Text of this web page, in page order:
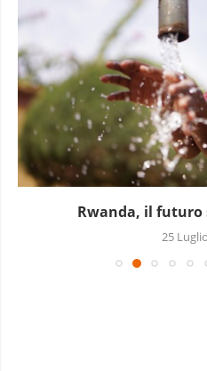
In Mozambico la finanza
18